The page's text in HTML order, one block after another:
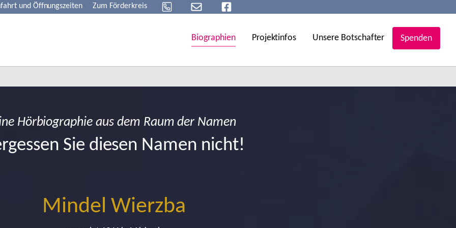
und Öffnungszeiten Zum Förderkreis
Biographien Projektinfos Unsere Botschafter Spenden
Hörbiographie aus dem Raum der Namen
Sie diesen Namen nicht!
Mindel Wierzba